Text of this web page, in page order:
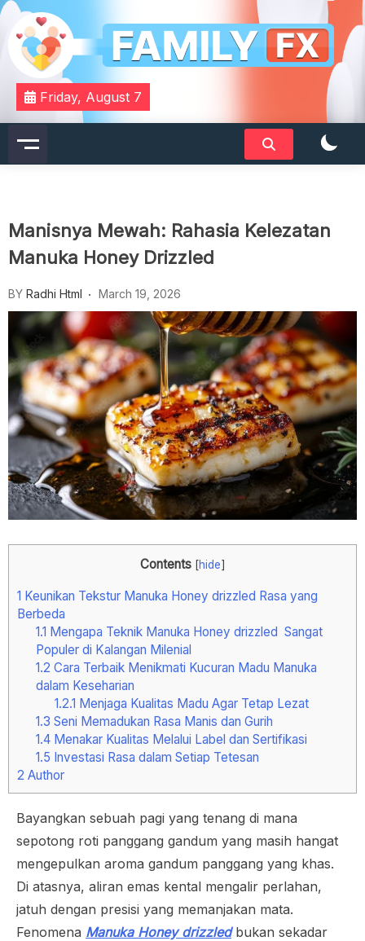
Skip
content
Familyfx
Your Daily Dose of Family Wisdom
Friday, August 7
Manisnya Mewah: Rahasia Kelezatan
Manuka Honey Drizzled
BY Radhi Html March 19, 2026
Contents [hide]
1 Keunikan Tekstur Manuka Honey drizzled Rasa yang
Berbeda
1.1 Mengapa Teknik Manuka Honey drizzled Sangat
Populer di Kalangan Milenial
1.2 Cara Terbaik Menikmati Kucuran Madu Manuka
dalam Keseharian
1.2.1 Menjaga Kualitas Madu Agar Tetap Lezat
1.3 Seni Memadukan Rasa Manis dan Gurih
1.4Menakar Kualitas Melalui Label dan Sertifikasi
1.5 Investasi Rasa dalam Setiap Tetesan
2 Author
Bayangkan sebuah pagi yang tenang di mana
sepotong roti panggang gandum yang masih hangat
mengepulkan aroma gandum panggang yang khas.
Di atasnya, aliran emas kental mengalir perlahan,
jatuh dengan presisi yang memanjakan mata.
Fenomena Manuka Honey drizzledbukan sekadar